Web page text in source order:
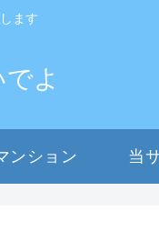
ます
よ
ンション 当